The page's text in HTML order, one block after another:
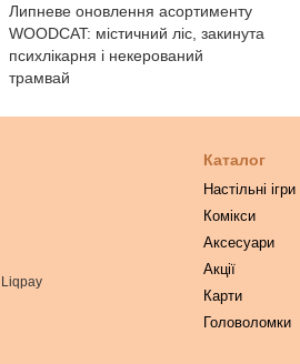
Липневе оновлення асортименту
WOODCAT: містичний ліс, закинута
психлікарня і некерований
трамвай
Каталог
Настільні ігри
Комікси
Аксесуари
Акції
Карти
Головоломки